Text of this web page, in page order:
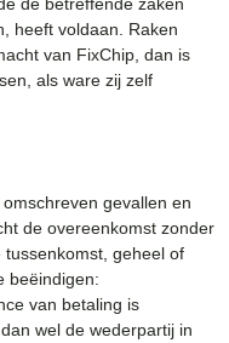
heeft voldaan. Raken
van FixChip, dan is
als ware zij zelf
gevallen en
de overeenkomst zonder
geheel of
beëindigen:
van betaling is
wel de wederpartij in